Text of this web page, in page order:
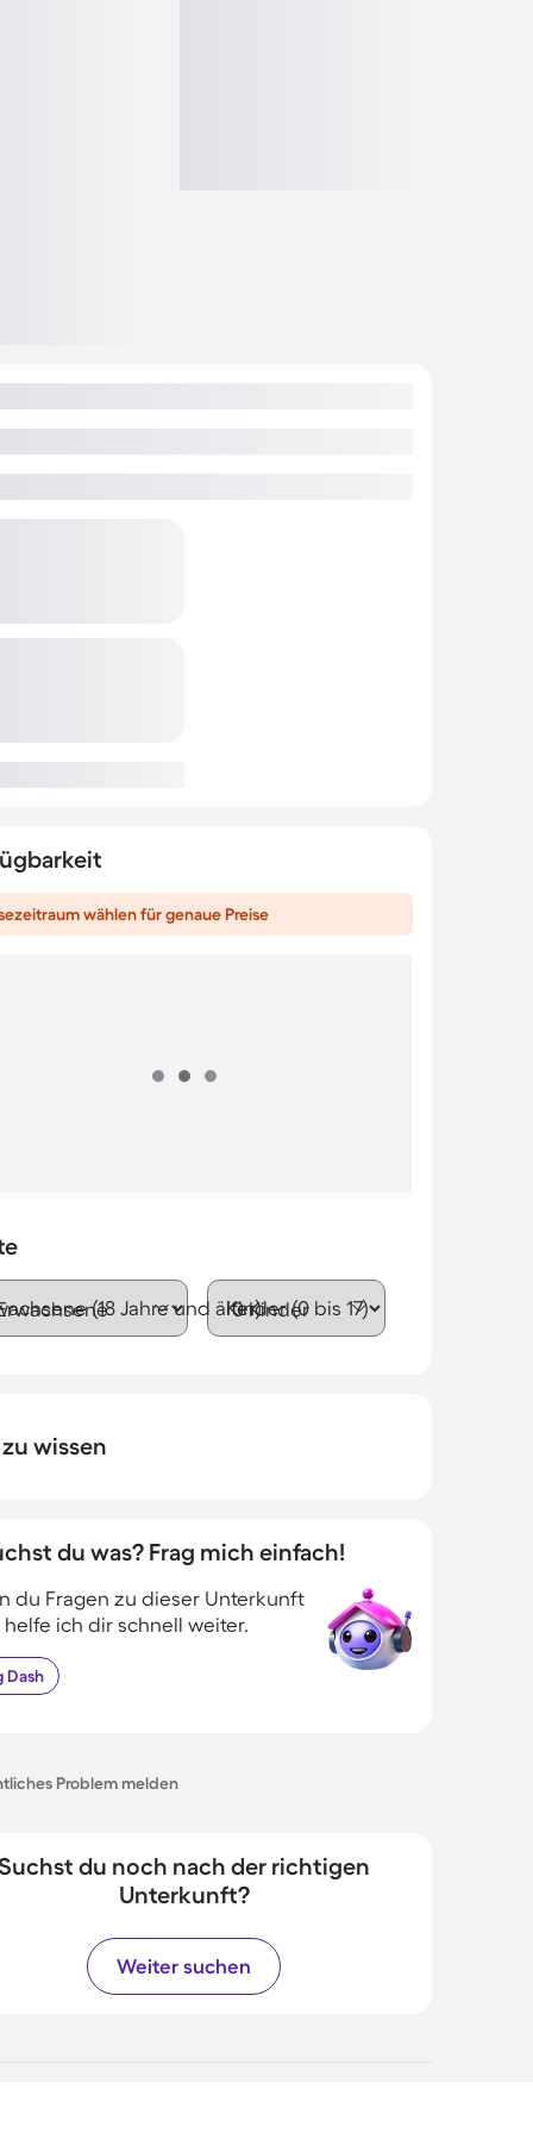
wählen für genaue Preise
(18 Jahre und älter)Kinder (0 bis 17)
wissen
du was? Frag mich einfach!
du Fragen zu dieser Unterkunft
helfe ich dir schnell weiter.
Dash
Problem melden
du noch nach der richtigen
Unterkunft?
Weiter suchen